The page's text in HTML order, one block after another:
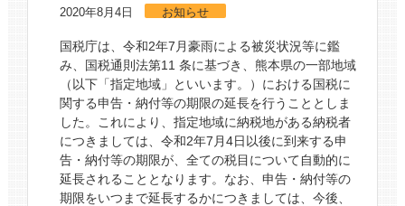
2020年8月4日 お知らせ
国税庁は、令和2年7月豪雨による被災状況等に鑑
み、国税通則法第11 条に基づき、熊本県の一部地域
（以下「指定地域」といいます。）における国税に
関する申告・納付等の期限の延長を行うこととしま
した。これにより、指定地域に納税地がある納税者
につきましては、令和2年7月4日以後に到来する申
告・納付等の期限が、全ての税目について自動的に
延長されることとなります。なお、申告・納付等の
期限をいつまで延長するかにつきましては、今後、